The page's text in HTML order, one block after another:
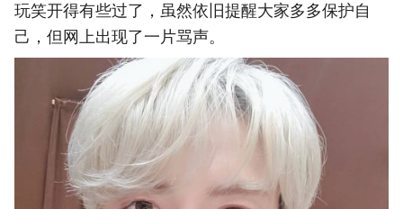
玩笑开得有些过了，虽然依旧提醒大家多多保护自
己，但网上出现了一片骂声。